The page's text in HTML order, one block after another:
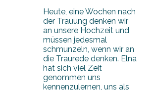
Heute, eine Wochen nach
der Trauung denken wir
an unsere Hochzeit und
müssen jedesmal
schmunzeln, wenn wir an
die Traurede denken. Elna
hat sich viel Zeit
genommen uns
kennenzulernen, uns als